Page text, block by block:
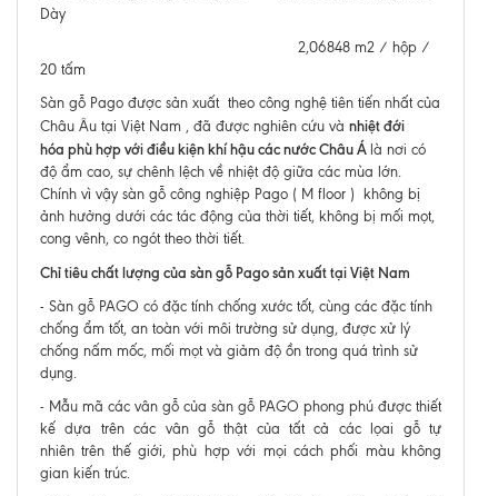
Dày
2,06848 m2 / hộp /
20 tấm
Sàn gỗ Pago được sản xuất theo công nghệ tiên tiến nhất của
Châu Âu tại Việt Nam , đã được nghiên cứu và nhiệt đới
hóa phù hợp với điều kiện khí hậu các nước Châu Á là nơi có
độ ẩm cao, sự chênh lệch về nhiệt độ giữa các mùa lớn.
Chính vì vậy sàn gỗ công nghiệp Pago ( M floor ) không bị
ảnh hưởng dưới các tác động của thời tiết, không bị mối mọt,
cong vênh, co ngót theo thời tiết.
Chỉ tiêu chất lượng của sàn gỗ Pago sản xuất tại Việt Nam
- Sàn gỗ PAGO có đặc tính chống xước tốt, cùng các đặc tính
chống ẩm tốt, an toàn với môi trường sử dụng, được xử lý
chống nấm mốc, mối mọt và giảm độ ồn trong quá trình sử
dụng.
- Mẫu mã các vân gỗ của sàn gỗ PAGO phong phú được thiết
kế dựa trên các vân gỗ thật của tất cả các lọai gỗ tự
nhiên trên thế giới, phù hợp với mọi cách phối màu không
gian kiến trúc.